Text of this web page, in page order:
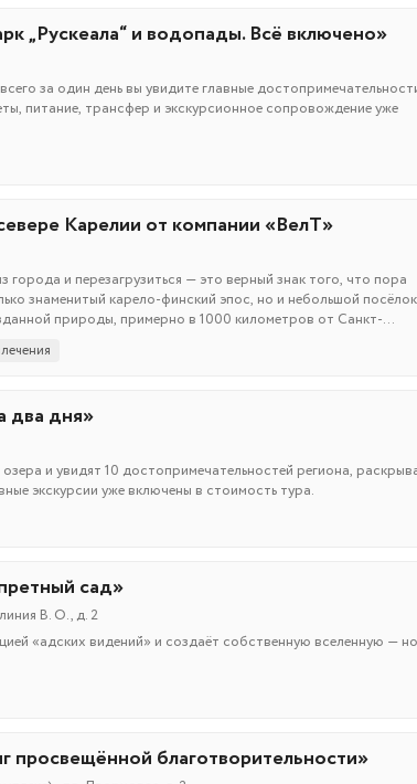
„Рускеала“ и водопады. Всё включено»
за один день вы увидите главные
питание, трансфер и экскурсионное сопровождение уже
Карелии от компании «ВелТ»
города и перезагрузиться — это верный знак того, что пора
знаменитый карело-финский эпос, но и небольшой
природы, примерно в 1000 километров от Санкт-
северного уюта или рвануть на квадроциклах сквозь тайгу —
останутся с вами на всю жизнь.
два дня»
и увидят 10 достопримечательностей региона,
экскурсии уже включены в стоимость тура.
сад»
В. О., д. 2
«адских видений» и создаёт собственную вселенную — но
просвещённой благотворительности»